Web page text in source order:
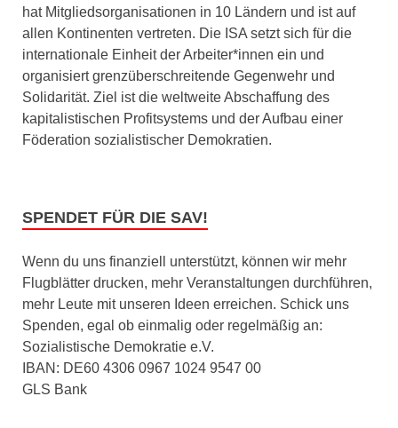
hat Mitgliedsorganisationen in 10 Ländern und ist auf
allen Kontinenten vertreten. Die ISA setzt sich für die
internationale Einheit der Arbeiter*innen ein und
organisiert grenzüberschreitende Gegenwehr und
Solidarität. Ziel ist die weltweite Abschaffung des
kapitalistischen Profitsystems und der Aufbau einer
Föderation sozialistischer Demokratien.
SPENDET FÜR DIE SAV!
Wenn du uns finanziell unterstützt, können wir mehr
Flugblätter drucken, mehr Veranstaltungen durchführen,
mehr Leute mit unseren Ideen erreichen. Schick uns
Spenden, egal ob einmalig oder regelmäßig an:
Sozialistische Demokratie e.V.
IBAN: DE60 4306 0967 1024 9547 00
GLS Bank